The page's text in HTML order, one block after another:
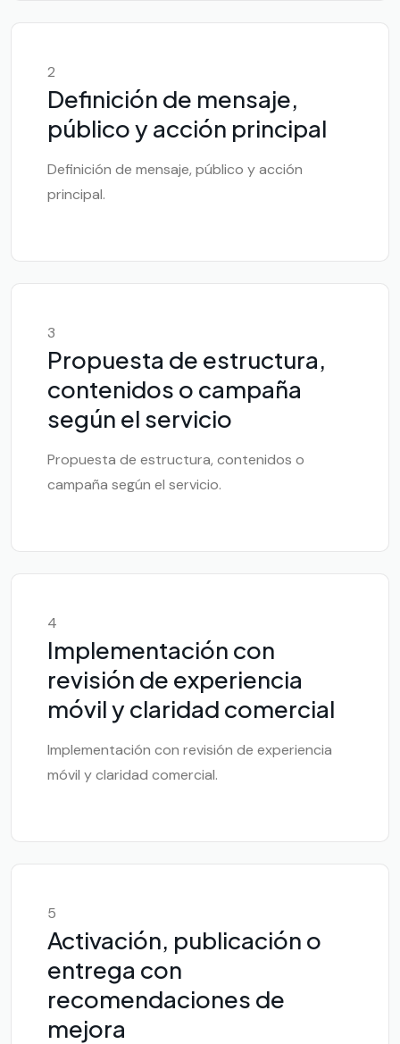
2
Definición de mensaje,
público y acción principal
Definición de mensaje, público y acción
principal.
3
Propuesta de estructura,
contenidos o campaña
según el servicio
Propuesta de estructura, contenidos o
campaña según el servicio.
4
Implementación con
revisión de experiencia
móvil y claridad comercial
Implementación con revisión de experiencia
móvil y claridad comercial.
5
Activación, publicación o
entrega con
recomendaciones de
mejora